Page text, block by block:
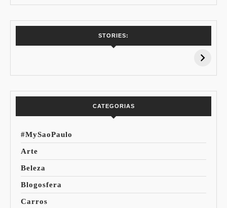
STORIES:
15% de
Pessoal: Os
CATEGORIAS
#MySaoPaulo
Arte
Beleza
Blogosfera
Carros